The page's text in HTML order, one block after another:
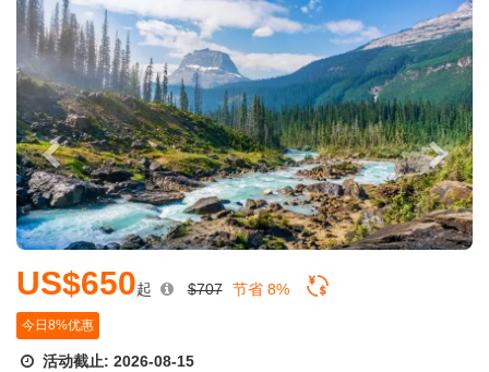
US$650起 $707 节省 8%
今日8%优惠
活动截止: 2026-08-15